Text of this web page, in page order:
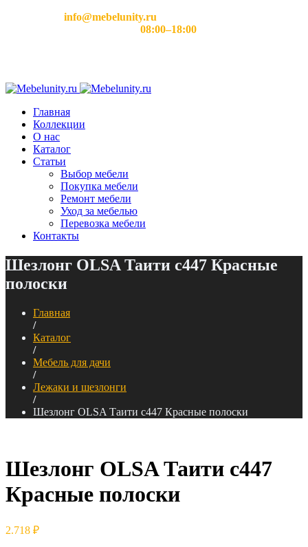
info@mebelunity.ru
08:00–18:00
Главная
Коллекции
О нас
Каталог
Статьи
Выбор мебели
Покупка мебели
Ремонт мебели
Уход за мебелью
Перевозка мебели
Контакты
Шезлонг OLSA Таити c447 Красные
полоски
Главная
/
Каталог
/
Мебель для дачи
/
Лежаки и шезлонги
/
Шезлонг OLSA Таити c447 Красные полоски
Шезлонг OLSA Таити c447
Красные полоски
2.718 ₽